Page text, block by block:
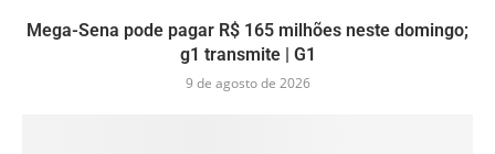
Mega-Sena pode pagar R$ 165 milhões neste domingo;
g1 transmite | G1
9 de agosto de 2026